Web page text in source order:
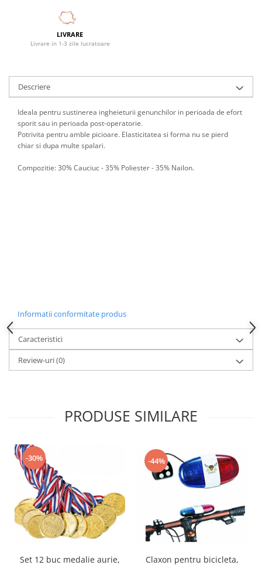
Rucsacuri, curele si accesorii
Promotii
Genti termoizolante
Accesorii inot si gonflabile
Jucarii de plaja
Genti de plaja
Piscine gonflabile
Evantaie
LIVRARE
Livrare in 1-3 zile lucratoare
Descriere
Ideala pentru sustinerea ingheieturii genunchilor in perioada de efort
sporit sau in perioada post-operatorie.
Potrivita pentru amble picioare. Elasticitatea si forma nu se pierd
chiar si dupa multe spalari.
Compozitie: 30% Cauciuc - 35% Poliester - 35% Nailon.
Informatii conformitate produs
Caracteristici
Review-uri(0)
PRODUSE SIMILARE
-30%
Set 12 buc medalie aurie,
-44%
Claxon pentru bicicleta,